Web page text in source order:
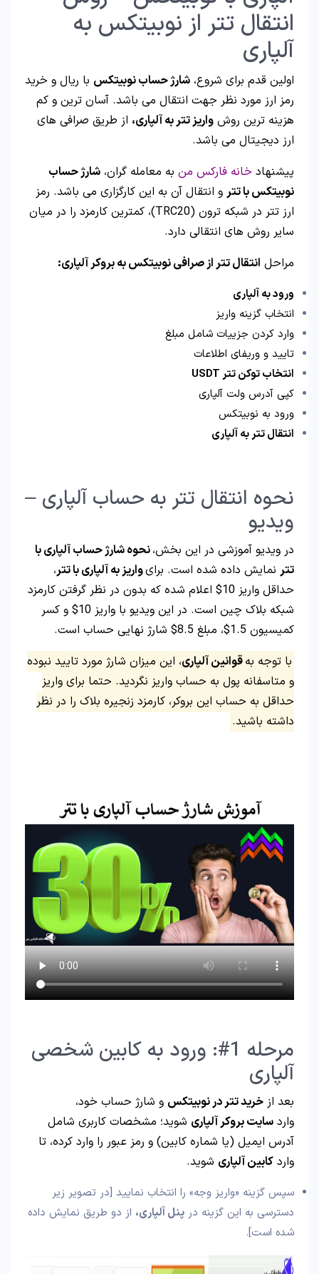
انتقال تتر از نوبیتکس به
آلپاری
اولین قدم برای شروع، شارژ حساب نوبیتکس با ریال و خرید
رمز ارز مورد نظر جهت انتقال می باشد. آسان ترین و کم
هزینه ترین روش واریز تتر به آلپاری، از طریق صرافی های
ارز دیجیتال می باشد.
پیشنهاد خانه فارکس من به معامله گران، شارژ حساب
نوبیتکس با تتر و انتقال آن به این کارگزاری می باشد. رمز
ارز تتر در شبکه ترون (TRC20)، کمترین کارمزد را در میان
سایر روش های انتقالی دارد.
مراحل انتقال تتر از صرافی نوبیتکس به بروکر آلپاری:
ورود به آلپاری
انتخاب گزینه واریز
وارد کردن جزییات شامل مبلغ
تایید و وریفای اطلاعات
انتخاب توکن تتر USDT
کپی آدرس ولت آلپاری
ورود به نوبیتکس
انتقال تتر به آلپاری
نحوه انتقال تتر به حساب آلپاری –
ویدیو
در ویدیو آموزشی در این بخش،نحوه شارژ حساب آلپاری با
تتر نمایش داده شده است. برایواریز به آلپاری با تتر،
حداقل واریز 10$ اعلام شده که بدون در نظر گرفتن کارمزد
شبکه بلاک چین است. در این ویدیو با واریز 10$ و کسر
کمیسیون 1.5$، مبلغ 8.5$ شارژ نهایی حساب است.
با توجه بهقوانین آلپاری، این میزان شارژ مورد تایید نبوده
و متاسفانه پول به حساب واریز نگردید. حتما برای واریز
حداقل به حساب این بروکر، کارمزد زنجیره بلاک را در نظر
داشته باشید.
مرحله 1#: ورود به کابین شخصی
آلپاری
بعد از خرید تتر در نوبیتکس و شارژ حساب خود،
وارد سایت بروکر آلپاری شوید؛ مشخصات کاربری شامل
آدرس ایمیل (یا شماره کابین) و رمز عبور را وارد کرده، تا
وارد کابین آلپاری شوید.
سپس گزینه «واریز وجه» را انتخاب نمایید [در تصویر زیر
دسترسی به این گزینه در پنل آلپاری، از دو طریق نمایش داده
شده است].